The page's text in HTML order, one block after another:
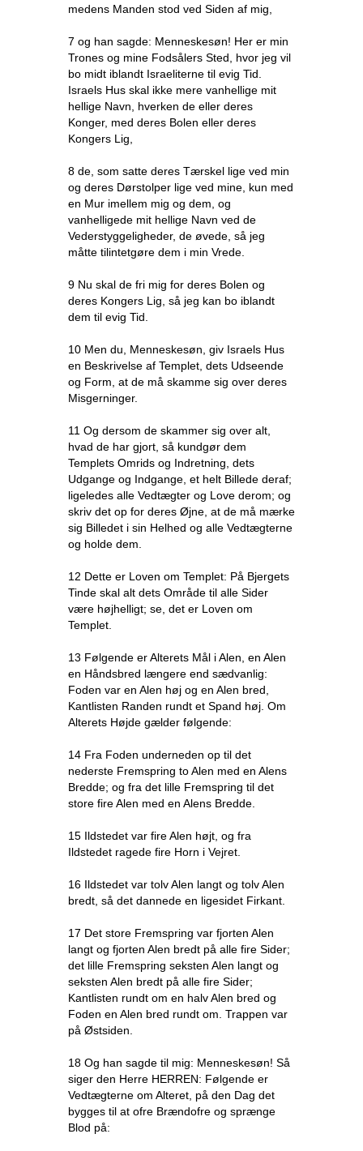
medens Manden stod ved Siden af mig,
7 og han sagde: Menneskesøn! Her er min
Trones og mine Fodsålers Sted, hvor jeg vil
bo midt iblandt Israeliterne til evig Tid.
Israels Hus skal ikke mere vanhellige mit
hellige Navn, hverken de eller deres
Konger, med deres Bolen eller deres
Kongers Lig,
8 de, som satte deres Tærskel lige ved min
og deres Dørstolper lige ved mine, kun med
en Mur imellem mig og dem, og
vanhelligede mit hellige Navn ved de
Vederstyggeligheder, de øvede, så jeg
måtte tilintetgøre dem i min Vrede.
9 Nu skal de fri mig for deres Bolen og
deres Kongers Lig, så jeg kan bo iblandt
dem til evig Tid.
10 Men du, Menneskesøn, giv Israels Hus
en Beskrivelse af Templet, dets Udseende
og Form, at de må skamme sig over deres
Misgerninger.
11 Og dersom de skammer sig over alt,
hvad de har gjort, så kundgør dem
Templets Omrids og Indretning, dets
Udgange og Indgange, et helt Billede deraf;
ligeledes alle Vedtægter og Love derom; og
skriv det op for deres Øjne, at de må mærke
sig Billedet i sin Helhed og alle Vedtægterne
og holde dem.
12 Dette er Loven om Templet: På Bjergets
Tinde skal alt dets Område til alle Sider
være højhelligt; se, det er Loven om
Templet.
13 Følgende er Alterets Mål i Alen, en Alen
en Håndsbred længere end sædvanlig:
Foden var en Alen høj og en Alen bred,
Kantlisten Randen rundt et Spand høj. Om
Alterets Højde gælder følgende:
14 Fra Foden underneden op til det
nederste Fremspring to Alen med en Alens
Bredde; og fra det lille Fremspring til det
store fire Alen med en Alens Bredde.
15 Ildstedet var fire Alen højt, og fra
Ildstedet ragede fire Horn i Vejret.
16 Ildstedet var tolv Alen langt og tolv Alen
bredt, så det dannede en ligesidet Firkant.
17 Det store Fremspring var fjorten Alen
langt og fjorten Alen bredt på alle fire Sider;
det lille Fremspring seksten Alen langt og
seksten Alen bredt på alle fire Sider;
Kantlisten rundt om en halv Alen bred og
Foden en Alen bred rundt om. Trappen var
på Østsiden.
18 Og han sagde til mig: Menneskesøn! Så
siger den Herre HERREN: Følgende er
Vedtægterne om Alteret, på den Dag det
bygges til at ofre Brændofre og sprænge
Blod på: